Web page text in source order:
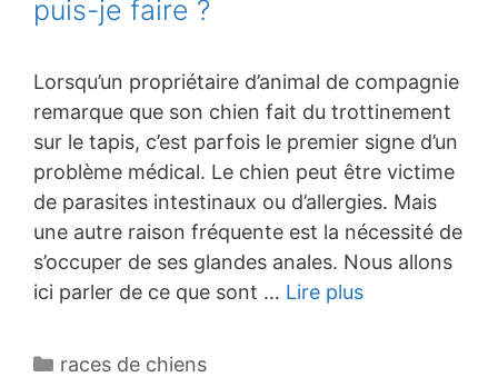
puis-je faire ?
Lorsqu’un propriétaire d’animal de compagnie
remarque que son chien fait du trottinement
sur le tapis, c’est parfois le premier signe d’un
problème médical. Le chien peut être victime
de parasites intestinaux ou d’allergies. Mais
une autre raison fréquente est la nécessité de
s’occuper de ses glandes anales. Nous allons
ici parler de ce que sont … Lire plus
Catégories
races de chiens